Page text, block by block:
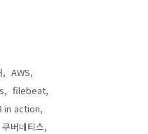
AWS
filebeat
in action
쿠버네티스